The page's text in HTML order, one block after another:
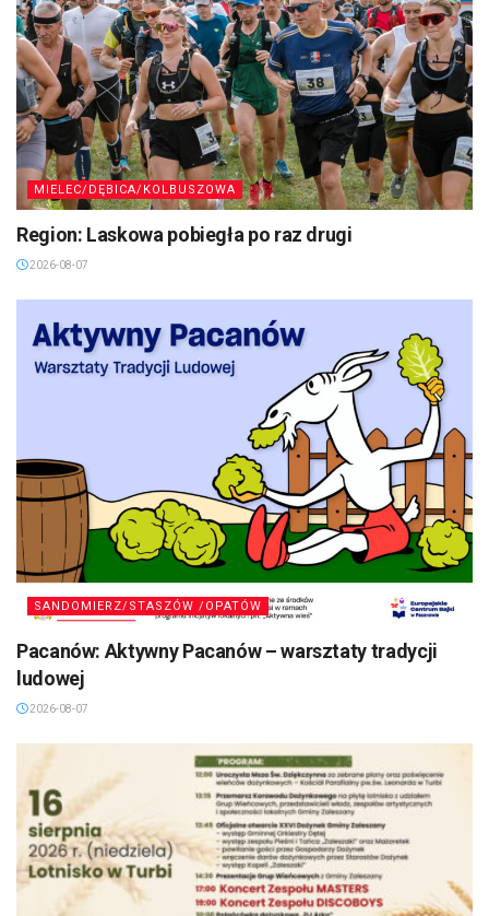
MIELEC/DĘBICA/KOLBUSZOWA
Region: Laskowa pobiegła po raz drugi
2026-08-07
SANDOMIERZ/STASZÓW /OPATÓW
Pacanów: Aktywny Pacanów – warsztaty tradycji
ludowej
2026-08-07